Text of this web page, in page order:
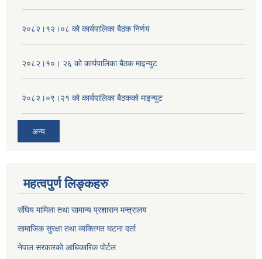
२०८२।१२।०८ को कार्यपालिका बैठक निर्णय
२०८२।१०। २६ को कार्यपालिका बैठक माइन्युट
२०८२।०९।२१ को कार्यपालिका बैठकको माइन्युट
अन्य
महत्वपुर्ण लिङ्कहरु
संघिय मामिला तथा सामान्य प्रशासन मन्त्रालय
सामाजिक सुरक्षा तथा व्यक्तिगत घटना दर्ता
नेपाल सरकारको आधिकारिक पोर्टल